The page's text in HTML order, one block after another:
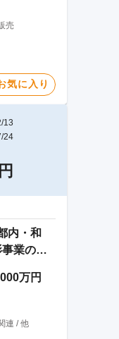
売
気に入り
13
24
内・和
業の
万円
連 / 他